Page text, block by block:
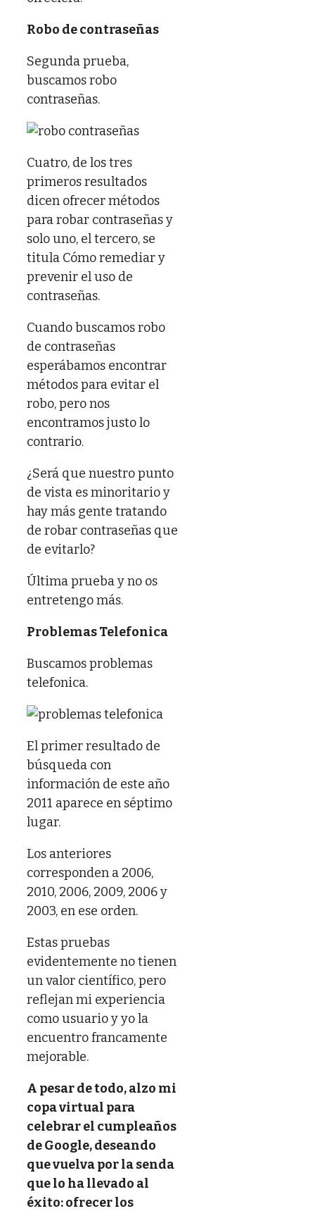
Robo de contraseñas
Segunda prueba,
buscamos robo
contraseñas.
Cuatro, de los tres
primeros resultados
dicen ofrecer métodos
para robar contraseñas y
solo uno, el tercero, se
titula Cómo remediar y
prevenir el uso de
contraseñas.
Cuando buscamos robo
de contraseñas
esperábamos encontrar
métodos para evitar el
robo, pero nos
encontramos justo lo
contrario.
¿Será que nuestro punto
de vista es minoritario y
hay más gente tratando
de robar contraseñas que
de evitarlo?
Última prueba y no os
entretengo más.
Problemas Telefonica
Buscamos problemas
telefonica.
El primer resultado de
búsqueda con
información de este año
2011 aparece en séptimo
lugar.
Los anteriores
corresponden a 2006,
2010, 2006, 2009, 2006 y
2003, en ese orden.
Estas pruebas
evidentemente no tienen
un valor científico, pero
reflejan mi experiencia
como usuario y yo la
encuentro francamente
mejorable.
A pesar de todo, alzo mi
copa virtual para
celebrar el cumpleaños
de Google, deseando
que vuelva por la senda
que lo ha llevado al
éxito: ofrecer los